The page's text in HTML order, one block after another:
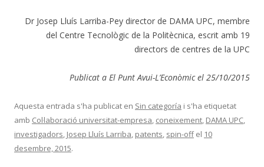
Dr Josep Lluís Larriba-Pey director de DAMA UPC, membre
del Centre Tecnològic de la Politècnica, escrit amb 19
directors de centres de la UPC
Publicat a El Punt Avui-L’Econòmic el 25/10/2015
Aquesta entrada s'ha publicat en Sin categoría i s'ha etiquetat
amb Col·laboració universitat-empresa, coneixement, DAMA UPC,
investigadors, Josep Lluís Larriba, patents, spin-offel 10
desembre, 2015.